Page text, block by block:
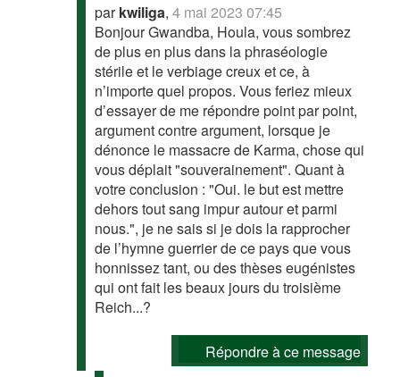
parkwiliga,4 mai 2023 07:45
Bonjour Gwandba, Houla, vous sombrez
de plus en plus dans la phraséologie
stérile et le verbiage creux et ce, à
n’importe quel propos. Vous feriez mieux
d’essayer de me répondre point par point,
argument contre argument, lorsque je
dénonce le massacre de Karma, chose qui
vous déplait "souverainement". Quant à
votre conclusion : "Oui. le but est mettre
dehors tout sang impur autour et parmi
nous.", je ne sais si je dois la rapprocher
de l’hymne guerrier de ce pays que vous
honnissez tant, ou des thèses eugénistes
qui ont fait les beaux jours du troisième
Reich...?
Répondre à ce message